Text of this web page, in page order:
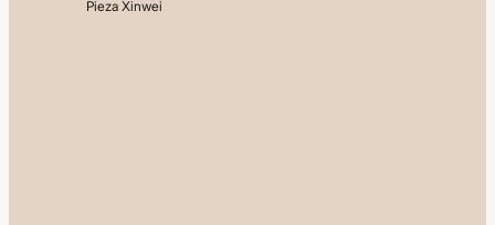
Pieza Xinwei